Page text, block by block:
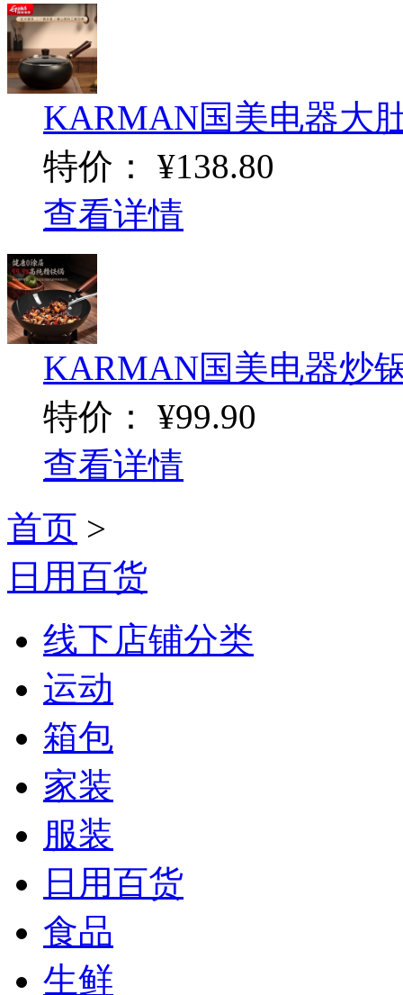
KARMAN国美电器大
特价：
¥138.80
查看详情
KARMAN国美电器炒
特价：
¥99.90
查看详情
首页 >
日用百货
线下店铺分类
运动
箱包
家装
服装
日用百货
食品
生鲜